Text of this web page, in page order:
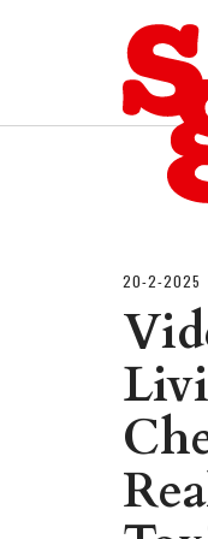
20-2-2025